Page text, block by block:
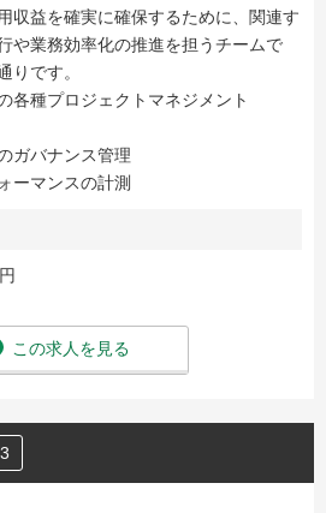
収益を確実に確保するために、関連す
や業務効率化の推進を担うチームで
りです。
各種プロジェクトマネジメント
ガバナンス管理
ーマンスの計測
この求人を見る